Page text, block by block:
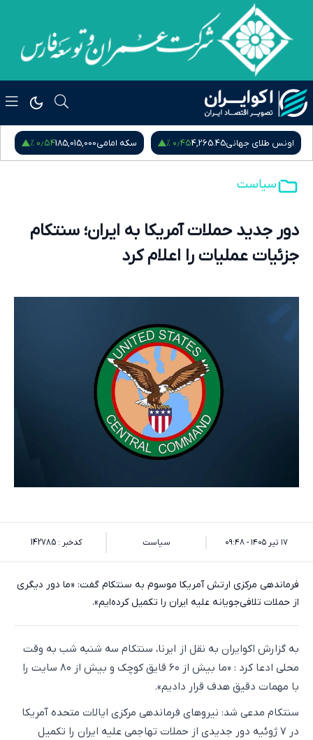
اونس طلای جهانی4,265.45۰٫۴۵ % سکه امامی185,015,000۰٫۵۴ %
سیاست
دور جدید حملات آمریکا به ایران؛ سنتکام
جزئیات عملیات را اعلام کرد
۱۷ تیر ۱۴۰۵ - ۰۹:۴۸ سیاست کدخبر : 142785
فرماندهی مرکزی ارتش آمریکا موسوم به سنتکام گفت: «ما دور دیگری
از حملات تلافی‌جویانه علیه ایران را تکمیل کرده‌ایم».
به گزارش اکوایران به نقل از ایرنا، سنتکام سه شنبه شب به وقت
محلی ادعا کرد : «ما بیش از ۶۰ قایق کوچک و بیش از ۸۰ سایت را
با مهمات دقیق هدف قرار دادیم».
سنتکام مدعی شد: نیروهای فرماندهی مرکزی ایالات متحده آمریکا
در ۷ ژوئیه دور جدیدی از حملات تهاجمی علیه ایران را تکمیل